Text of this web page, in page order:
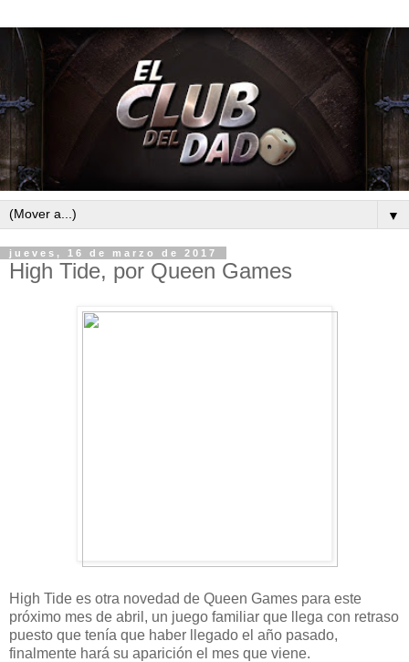
▼
jueves, 16 de marzo de 2017
High Tide, por Queen Games
High Tide es otra novedad de Queen Games para este
próximo mes de abril, un juego familiar que llega con retraso
puesto que tenía que haber llegado el año pasado,
finalmente hará su aparición el mes que viene.